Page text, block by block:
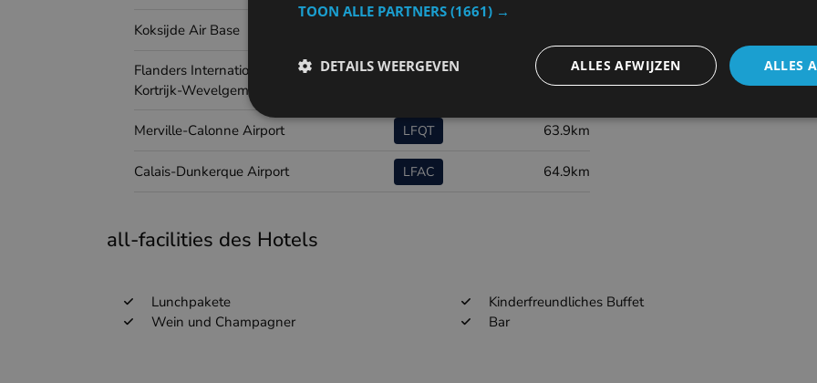
Koksijde Air Base
Flanders International Airport
Kortrijk-Wevelgem
48.9km
Merville-Calonne Airport LFQT 63.9km
Calais-Dunkerque Airport LFAC 64.9km
all-facilities des Hotels
Lunchpakete
Wein und Champagner
Kinderfreundliches Buffet
Bar
TOON ALLE PARTNERS (1661) →
ALLES
ALLES AFWIJZEN
DETAILS WEERGEVEN